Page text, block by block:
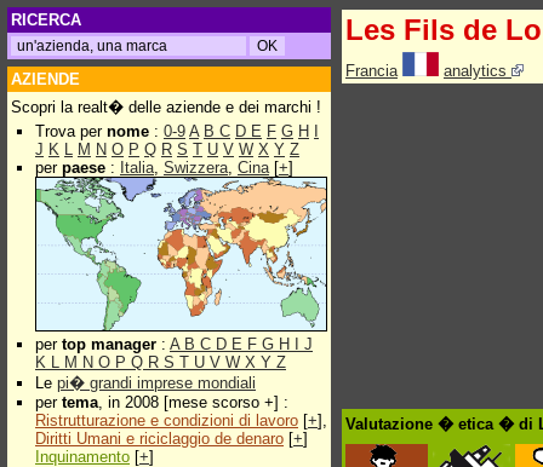
RICERCA
AZIENDE
Scopri la realt� delle aziende e dei marchi !
Trova per nome : 0-9 A B C D E F G H
J K L M N O P Q R S T U V W X Y Z
per paese : Italia, Swizzera, Cina[+]
per top manager : A B C D E F G H
J
K L M N O P Q R S T U V W X Y Z
Le pi� grandi imprese mondiali
per tema, in 2008 [mese scorso +] :
Ristrutturazione e condizioni di lavoro [+],
Diritti Umani e riciclaggio de denaro [+]
Inquinamento [+]
Les Fils de
Francia analytics
Valutazione � etica � di